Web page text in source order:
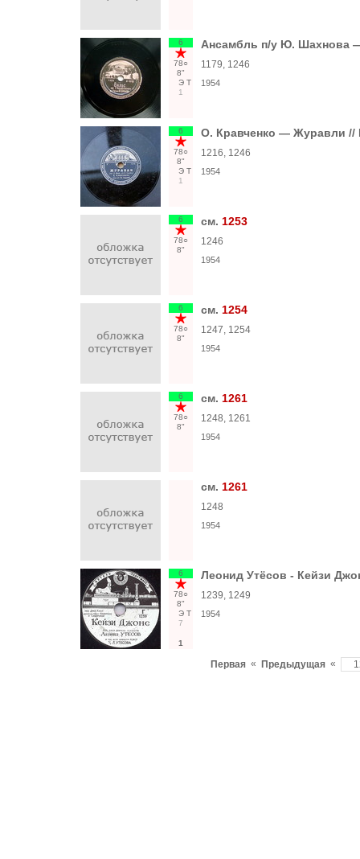
6
78○
8"
Э Т
1
Ансамбль п/у Ю. Шахнова
1179, 1246
1954
6
78○
8"
Э Т
1
О. Кравченко — Журавли //
1216, 1246
1954
6
78○
8"
см. 1253
1246
1954
6
78○
8"
см. 1254
1247, 1254
1954
6
78○
8"
см. 1261
1248, 1261
1954
см. 1261
1248
1954
6
78○
8"
Э Т
7
1
Леонид Утёсов - Кейзи
1239, 1249
1954
Первая « Предыдущая «